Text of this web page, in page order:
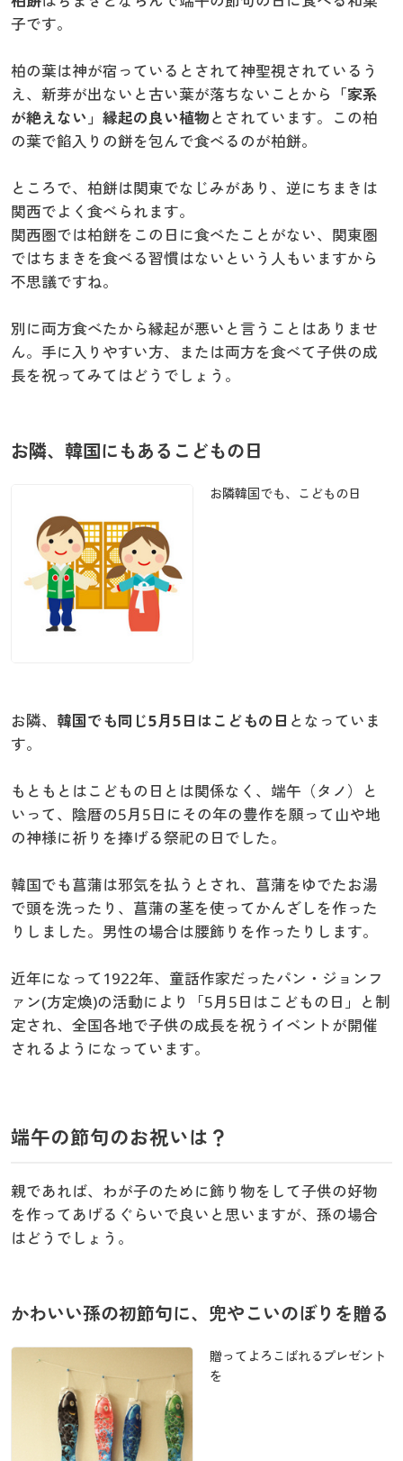
子です。
柏の葉は神が宿っているとされて神聖視されているう
え、新芽が出ないと古い葉が落ちないことから 「家系
が絶えない」縁起の良い植物とされています。この柏
の葉で餡入りの餅を包んで食べるのが柏餅。
ところで、柏餅は関東でなじみがあり、逆にちまきは
関西でよく食べられます。
関西圏では柏餅をこの日に食べたことがない、関東圏
ではちまきを食べる習慣はないという人もいますから
不思議ですね。
別に両方食べたから縁起が悪いと言うことはありませ
ん。手に入りやすい方、または両方を食べて子供の成
長を祝ってみてはどうでしょう。
お隣、韓国にもあるこどもの日
お隣、 韓国でも同じ5月5日はこどもの日 となっていま
す。
もともとはこどもの日とは関係なく、端午（タノ）と
いって、陰暦の5月5日にその年の豊作を願って山や地
の神様に祈りを捧げる祭祀の日でした。
韓国でも菖蒲は邪気を払うとされ、菖蒲をゆでたお湯
で頭を洗ったり、菖蒲の茎を使ってかんざしを作った
りしました。男性の場合は腰飾りを作ったりします。
近年になって1922年、童話作家だったパン・ジョンフ
ァン(方定煥)の活動により「5月5日はこどもの日」と制
定され、全国各地で子供の成長を祝うイベントが開催
されるようになっています。
お隣韓国でも、こどもの日
端午の節句のお祝いは？
親であれば、わが子のために飾り物をして子供の好物
を作ってあげるぐらいで良いと思いますが、孫の場合
はどうでしょう。
かわいい孫の初節句に、兜やこいのぼりを贈る
贈ってよろこばれるプレゼント
を